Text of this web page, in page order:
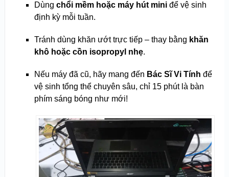
Dùng chổi mềm hoặc máy hút miniđể vệ sinh
định kỳ mỗi tuần.
Tránh dùng khăn ướt trực tiếp – thay bằng khăn
khô hoặc cồn isopropyl nhẹ.
Nếu máy đã cũ, hãy mang đến Bác Sĩ Vi Tính để
vệ sinh tổng thể chuyên sâu, chỉ 15 phút là bàn
phím sáng bóng như mới!